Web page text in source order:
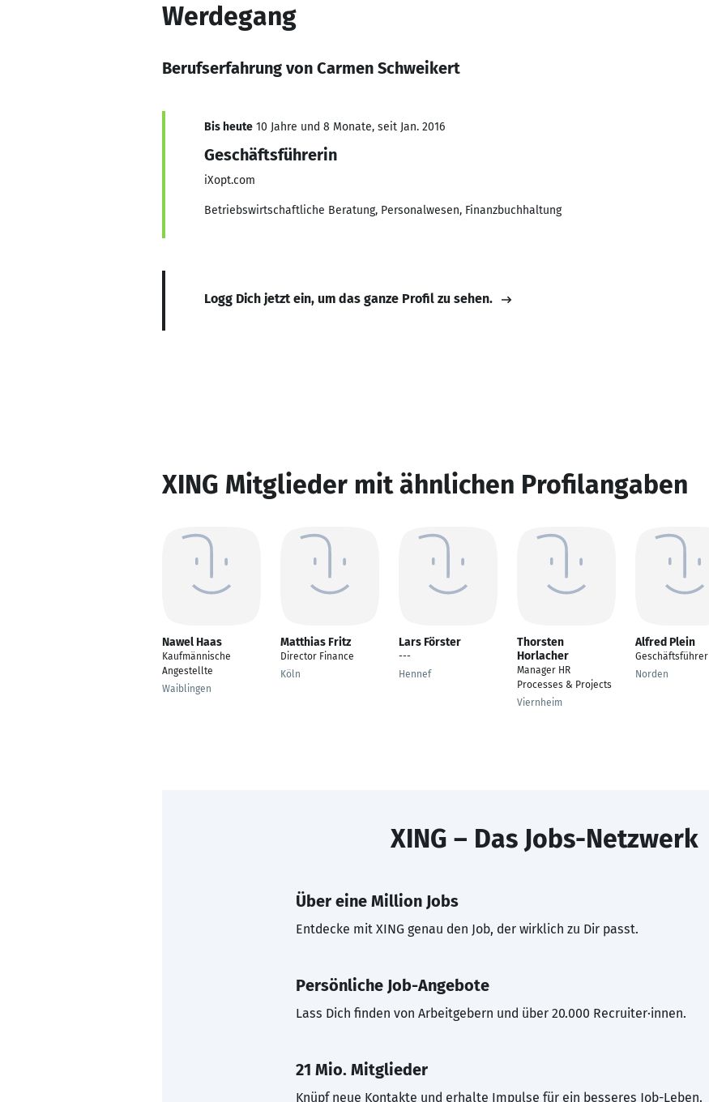
Werdegang
Berufserfahrung von Carmen Schweikert
Bis heute 10 Jahre und 8 Monate, seit Jan. 2016
Geschäftsführerin
iXopt.com
Betriebswirtschaftliche Beratung, Personalwesen, Finanzbuchhaltung
Logg Dich jetzt ein, um das ganze Profil zu sehen.
XING Mitglieder mit ähnlichen Profilangaben
Nawel Haas
Kaufmännische
Angestellte
Waiblingen
Matthias Fritz
Director Finance
Köln
Lars Förster
---
Hennef
Thorsten
Horlacher
Manager HR
Processes & Projects
Viernheim
Alfred Plein
Geschäftsführer
Norden
XING – Das Jobs-Netzwerk
Über eine Million Jobs
Entdecke mit XING genau den Job, der wirklich zu Dir passt.
Persönliche Job-Angebote
Lass Dich finden von Arbeitgebern und über 20.000 Recruiter·innen.
21 Mio. Mitglieder
Knüpf neue Kontakte und erhalte Impulse für ein besseres Job-Leben.